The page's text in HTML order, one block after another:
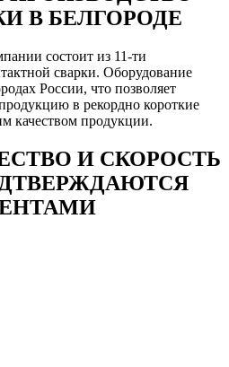
В БЕЛГОРОДЕ
состоит из 11-ти
сварки. Оборудование
России, что позволяет
в рекордно короткие
качеством продукции.
И СКОРОСТЬ